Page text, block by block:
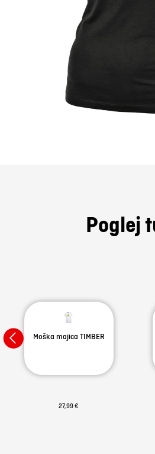
Poglej
Moška majica TIMBER
27,99 €